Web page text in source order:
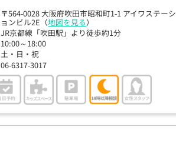
〒564-0028 大阪府吹田市昭和町1-1 アイワステーシ
ョンビル2E（地図を見る）
JR京都線「吹田駅」より徒歩約1分
10:00～18:00
土・日・祝
06-6317-3017